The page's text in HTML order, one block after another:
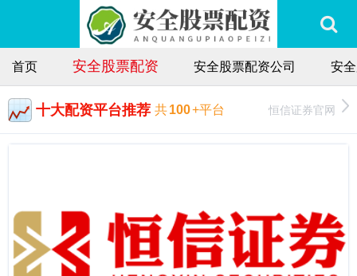
首页 安全股票配资 安全股票配资公司 安
十大配资平台推荐 共100+平台 恒信证券官网